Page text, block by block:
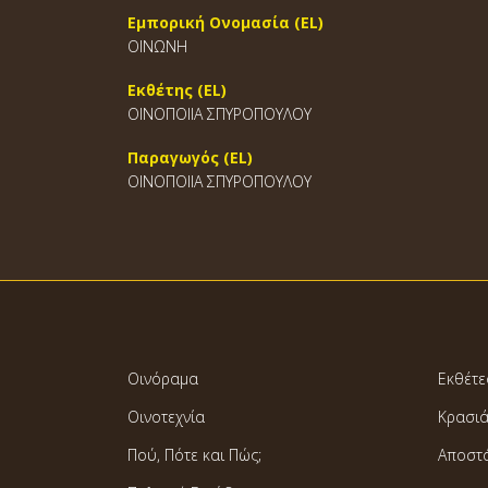
Εμπορική Ονομασία (EL)
ΟΙΝΩΝΗ
Εκθέτης (EL)
ΟΙΝΟΠΟΙΙΑ ΣΠΥΡΟΠΟΥΛΟΥ
Παραγωγός (EL)
ΟΙΝΟΠΟΙΙΑ ΣΠΥΡΟΠΟΥΛΟΥ
Οινόραμα
Οινοτεχνία
Πού, Πότε και Πώς;
Κρασιά